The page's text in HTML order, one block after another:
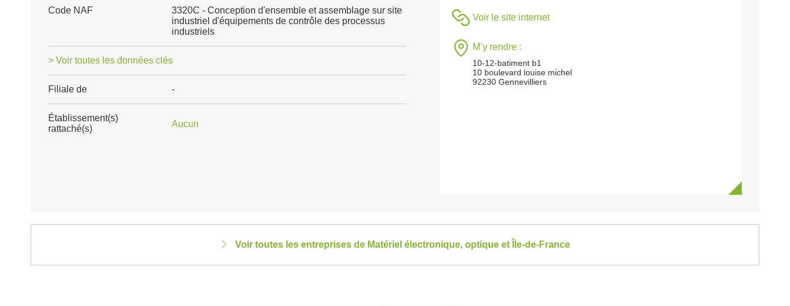
Code NAF
3320C - Conception d'ensemble et assemblage sur site
industriel d'équipements de contrôle des processus
industriels
> Voir toutes les données clés
Filiale de -
Établissement(s)
rattaché(s)
Aucun
Voir le site internet
M’y rendre :
10-12-batiment b1
10 boulevard louise michel
92230 Gennevilliers
Voir toutes les entreprises de Matériel électronique, optique et Île-de-France